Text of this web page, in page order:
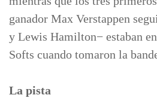
ganador Max Verstappen
y Lewis Hamilton− estaban
Softs cuando tomaron la
La pista